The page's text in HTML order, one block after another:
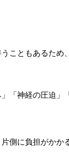
こともあるため
「神経の圧迫
側に負担がか